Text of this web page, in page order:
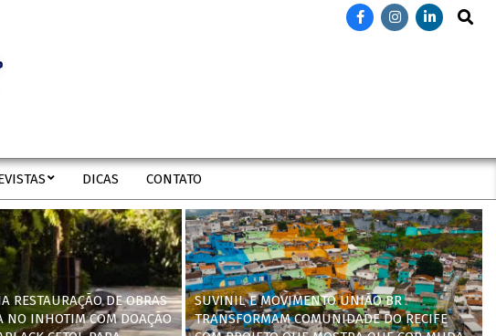
Search
DICAS CONTATO
RESTAURAÇÃO DE OBRAS
NO INHOTIM COM DOAÇÃO
SUVINIL E MOVIMENTO UNIÃO BR
TRANSFORMAM COMUNIDADE DO RECIFE